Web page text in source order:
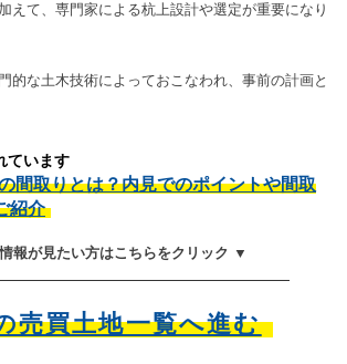
えて、専門家による杭上設計や選定が重要になり
的な土木技術によっておこなわれ、事前の計画と
ています
間取りとは？内見でのポイントや間取
紹介
報が見たい方はこちらをクリック ▼
売買土地一覧へ進む